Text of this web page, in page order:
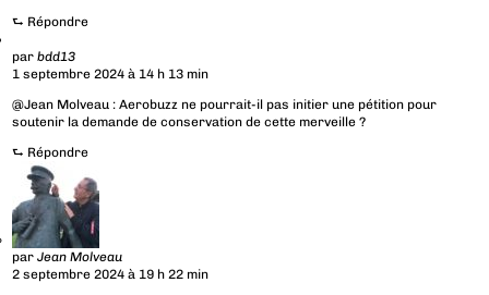
⮑ Répondre
parbdd13
1 septembre 2024 à 14 h 13 min
@Jean Molveau : Aerobuzz ne pourrait-il pas initier une pétition pour
soutenir la demande de conservation de cette merveille ?
⮑ Répondre
parJean Molveau
2 septembre 2024 à 19 h 22 min